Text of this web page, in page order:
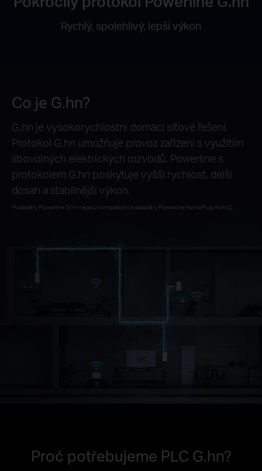
Rychlý, spolehlivý, lepší výkon
Co je G.hn?
G.hn je vysokorychlostní domácí síťové řešení.
Protokol G.hn umožňuje provoz zařízení s využitím
libovolných elektrických rozvodů. Powerline s
protokolem G.hn poskytuje vyšší rychlost, delší
dosah a stabilnější výkon.
*Adaptéry Powerline G.hn nejsou kompatibilní s adaptéry Powerline HomePlug AV/AV2.
Proč potřebujeme PLC G.hn?